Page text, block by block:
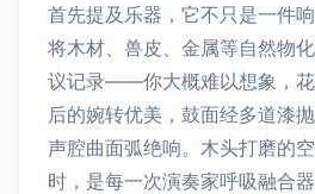
首先提及乐器，它不只是一件
将木材、兽皮、金属等自然物
议记录——你大概难以想象，花
后的婉转优美，鼓面经多道漆
声腔曲面弧绝响。木头打磨的
时，是每一次演奏家呼吸融合